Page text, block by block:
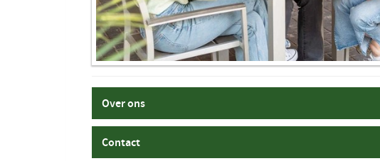
Over ons
Contact